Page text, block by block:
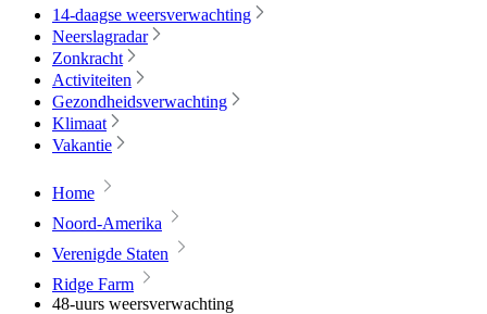
14-daagse weersverwachting
Neerslagradar
Zonkracht
Activiteiten
Gezondheidsverwachting
Klimaat
Vakantie
Home
Noord-Amerika
Verenigde Staten
Ridge Farm
48-uurs weersverwachting